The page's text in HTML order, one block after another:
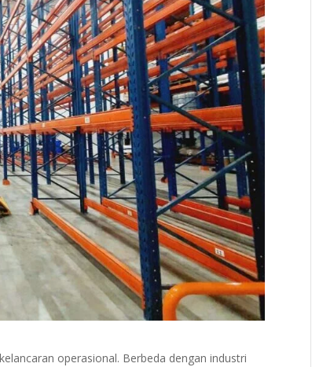
operasional. Berbeda dengan industri